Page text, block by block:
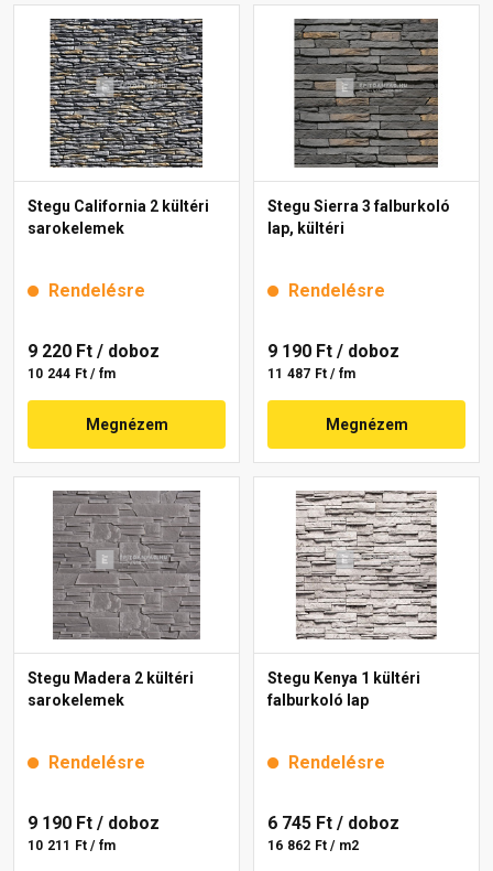
Stegu California 2 kültéri
sarokelemek
Rendelésre
9 220 Ft / doboz
10 244 Ft / fm
Megnézem
Stegu Sierra 3 falburkoló
lap, kültéri
Rendelésre
9 190 Ft / doboz
11 487 Ft / fm
Megnézem
Stegu Madera 2 kültéri
sarokelemek
Rendelésre
9 190 Ft / doboz
10 211 Ft / fm
Stegu Kenya 1 kültéri
falburkoló lap
Rendelésre
6 745 Ft / doboz
16 862 Ft / m2